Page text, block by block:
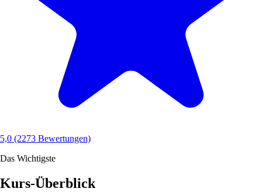
5,0 (2273 Bewertungen)
Das Wichtigste
Kurs-Überblick